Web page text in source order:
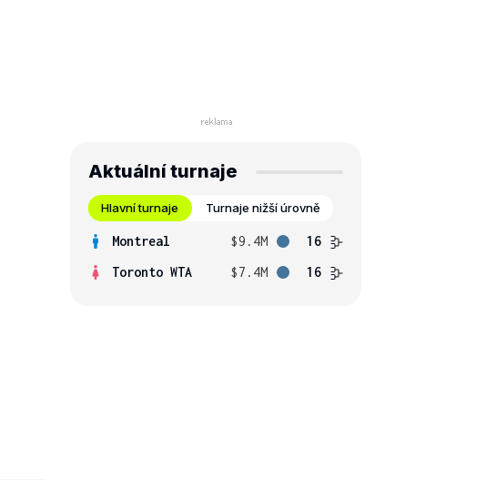
Aktuální turnaje
Hlavní turnaje Turnaje nižší úrovně
Montreal $9.4M
16
Toronto WTA
$7.4M 16